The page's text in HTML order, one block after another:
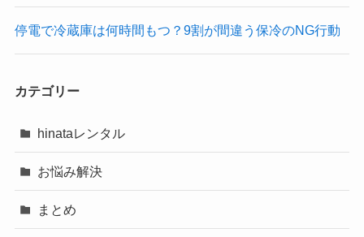
停電で冷蔵庫は何時間もつ？9割が間違う保冷のNG行動
カテゴリー
hinataレンタル
お悩み解決
まとめ